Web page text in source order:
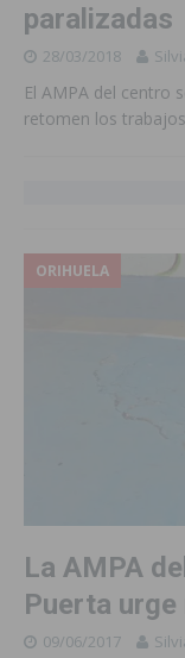
paralizadas
28/03/2018
El AMPA del centro
retomen los trabajos
ORIHUELA
La AMPA
Puerta
09/06/2017